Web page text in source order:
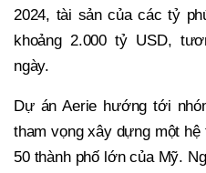
2024, tài sản của các tỷ
khoảng 2.000 tỷ USD,
ngày.
Dự án Aerie hướng tới
tham vọng xây dựng một
50 thành phố lớn của Mỹ.